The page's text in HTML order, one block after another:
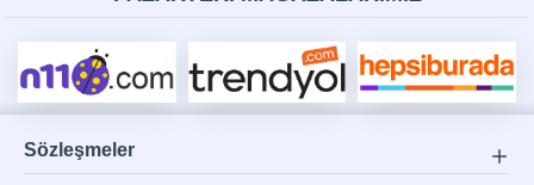
Sözleşmeler